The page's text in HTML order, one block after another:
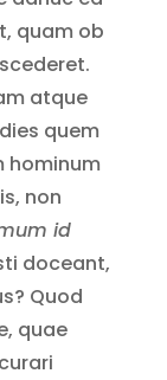
quam ob
atque
quem
hominum
non
id
doceant,
Quod
quae